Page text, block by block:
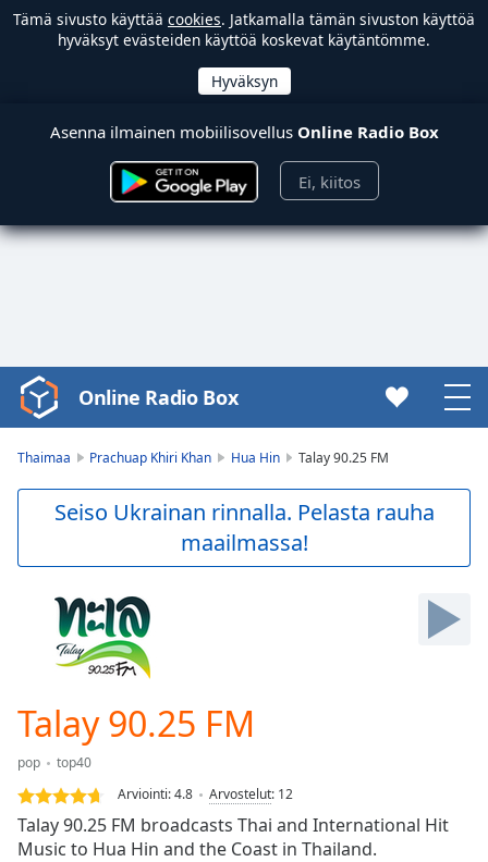
Tämä sivusto käyttää cookies. Jatkamalla tämän sivuston käyttöä
hyväksyt evästeiden käyttöä koskevat käytäntömme.
Asenna ilmainen mobiilisovellus Online Radio Box
Ei, kiitos
Video
Player
Skip
-:-
Loaded:
0.00%
Stream
TypeLIVE
Online Radio Box
Thaimaa Prachuap Khiri Khan Hua Hin Talay 90.25 FM
Seiso Ukrainan rinnalla. Pelasta rauha
maailmassa!
Talay 90.25 FM
pop
top40
Arviointi:4.8 Arvostelut: 12
Talay 90.25 FM broadcasts Thai and International Hit
Music to Hua Hin and the Coast in Thailand.